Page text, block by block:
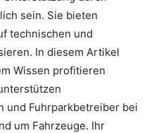
sein. Sie bieten
technischen und
In diesem Artikel
Wissen profitieren
und Fuhrparkbetreiber bei
um Fahrzeuge. Ihr